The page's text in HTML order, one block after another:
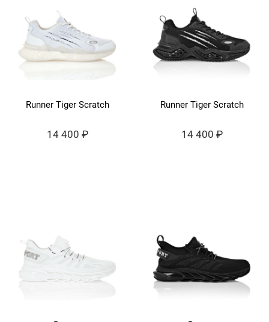
Runner Tiger Scratch
14 400 ₽
Runner Tiger Scratch
14 400 ₽